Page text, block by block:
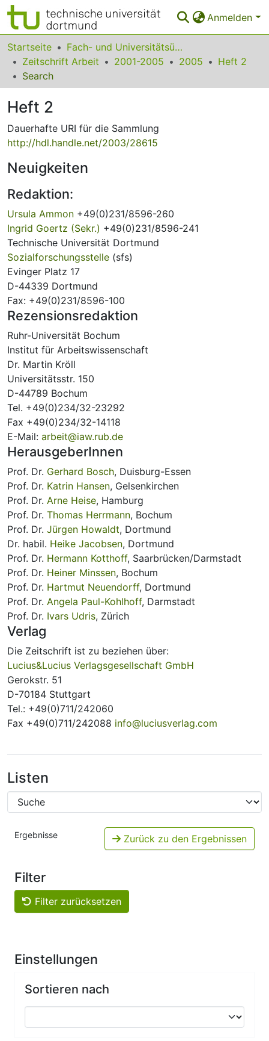
Anmelden
Bereiche & Sammlungen
Das gesamte Repositorium
Leitlinien
Zurück zur Startseite
Startseite
Fach- und Universitätsübergreifendes
Zeitschrift Arbeit
2001-2005 2005
Heft 2
Search
Heft 2
Dauerhafte URI für die Sammlung
http://hdl.handle.net/2003/28615
Neuigkeiten
Redaktion:
Ursula Ammon +49(0)231/8596-260
Ingrid Goertz (Sekr.) +49(0)231/8596-241
Technische Universität Dortmund
Sozialforschungsstelle (sfs)
Evinger Platz 17
D-44339 Dortmund
Fax: +49(0)231/8596-100
Rezensionsredaktion
Ruhr-Universität Bochum
Institut für Arbeitswissenschaft
Dr. Martin Kröll
Universitätsstr. 150
D-44789 Bochum
Tel. +49(0)234/32-23292
Fax +49(0)234/32-14118
E-Mail: arbeit@iaw.rub.de
HerausgeberInnen
Prof. Dr. Gerhard Bosch, Duisburg-Essen
Prof. Dr. Katrin Hansen, Gelsenkirchen
Prof. Dr. Arne Heise, Hamburg
Prof. Dr. Thomas Herrmann, Bochum
Prof. Dr. Jürgen Howaldt, Dortmund
Dr. habil. Heike Jacobsen, Dortmund
Prof. Dr. Hermann Kotthoff, Saarbrücken/Darmstadt
Prof. Dr. Heiner Minssen, Bochum
Prof. Dr. Hartmut Neuendorff, Dortmund
Prof. Dr. Angela Paul-Kohlhoff, Darmstadt
Prof. Dr. Ivars Udris, Zürich
Verlag
Die Zeitschrift ist zu beziehen über:
Lucius&Lucius Verlagsgesellschaft GmbH
Gerokstr. 51
D-70184 Stuttgart
Tel.: +49(0)711/242060
Fax +49(0)711/242088 info@luciusverlag.com
Listen
Ergebnisse Zurück zu den Ergebnissen
Filter
Filter zurücksetzen
Einstellungen
Sortieren nach